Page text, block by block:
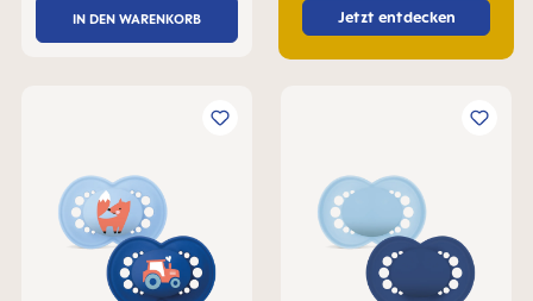
Jetzt entdecken
IN DEN WARENKORB